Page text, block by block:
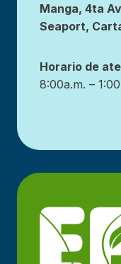
Manga, 4ta
Seaport,
Horario de
8:00a.m. –